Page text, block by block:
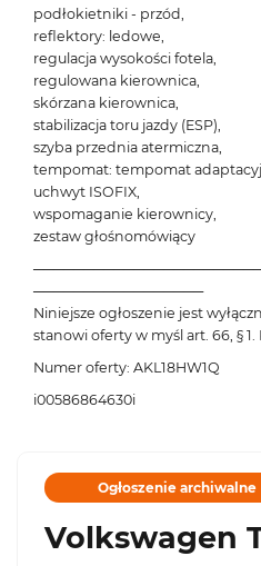
podłokietniki - przód,
reflektory: ledowe,
regulacja wysokości fotela,
regulowana kierownica,
skórzana kierownica,
stabilizacja toru jazdy (ESP),
szyba przednia atermiczna,
tempomat: tempomat
uchwyt ISOFIX,
wspomaganie kierownicy,
zestaw głośnomówiący
─────────────────
Niniejsze ogłoszenie jest
stanowi oferty w myśl art. 66, §
Numer oferty: AKL18HW1Q
i00586864630i
Ogłoszenie archiwalne
Volkswagen